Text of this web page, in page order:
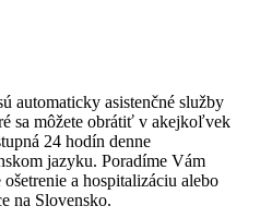
automaticky asistenčné služby
sa môžete obrátiť v akejkoľvek
24 hodín denne
jazyku. Poradíme Vám
a hospitalizáciu alebo
na Slovensko.